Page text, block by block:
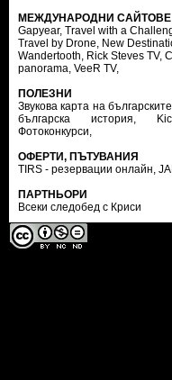
МЕЖДУНАРОДНИ САЙТОВЕ
Gapyear, Travel with a
Travel by Drone, New
Wandertooth, Rick Steves TV,
panorama, VeeR TV,
ПОЛЕЗНИ
Звукова карта на
българска история,
Фотоконкурси,
ОФЕРТИ, ПЪТУВАНИЯ
TIRS - резервации онлайн,
ПАРТНЬОРИ
Всеки следобед с Криси